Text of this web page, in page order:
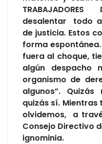
desalentar todo
de justicia. Estos
forma
fuera al choque,
algún despacho
organismo de
algunos”.
quizás sí.
olvidemos, a
Consejo Directivo
ignominia.